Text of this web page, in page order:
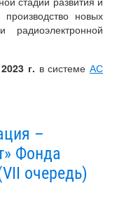
новых
г. в системеАС
–
Фонда
очередь)